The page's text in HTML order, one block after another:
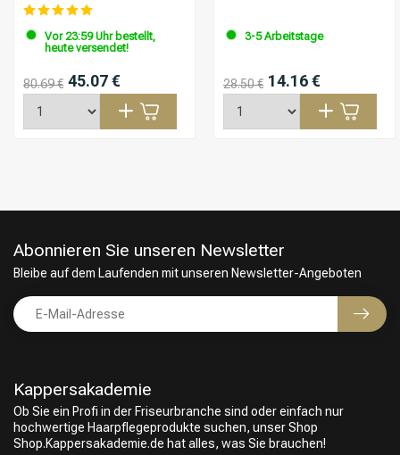
Vor 23:59 Uhr bestellt,
heute versendet!
80.69 € 45.07 €
3-5 Arbeitstage
28.50 € 14.16 €
Kappersakademie
Ob Sie ein Profi in der Friseurbranche sind oder einfach nur
hochwertige Haarpflegeprodukte suchen, unser Shop
Shop.Kappersakademie.de hat alles, was Sie brauchen!
Abonnieren Sie unseren Newsletter
Bleibe auf dem Laufenden mit unseren Newsletter-Angeboten